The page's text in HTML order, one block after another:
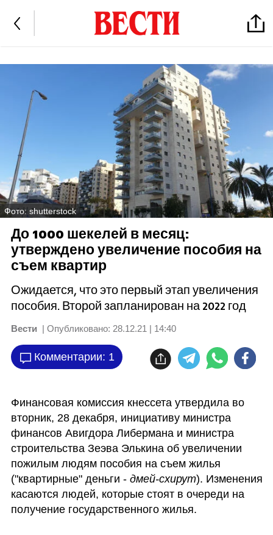
Фото: shutterstock
До 1000 шекелей в месяц:
утверждено увеличение пособия на
съем квартир
Ожидается, что это первый этап увеличения
пособия. Второй запланирован на 2022 год
Вести | Опубликовано: 28.12.21 | 14:40
Комментарии: 1
Финансовая комиссия кнессета утвердила во
вторник, 28 декабря, инициативу министра
финансов Авигдора Либермана и министра
строительства Зеэва Элькина об увеличении
пожилым людям пособия на съем жилья
("квартирные" деньги - дмей-схирут). Изменения
касаются людей, которые стоят в очереди на
получение государственного жилья.